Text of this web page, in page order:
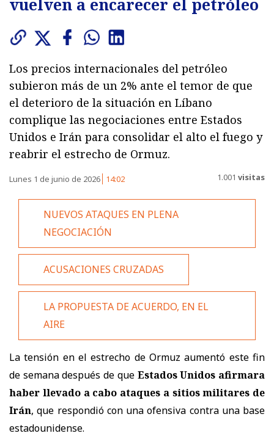
Los precios internacionales del petróleo
subieron más de un 2% ante el temor de que
el deterioro de la situación en Líbano
complique las negociaciones entre Estados
Unidos e Irán para consolidar el alto el fuego y
reabrir el estrecho de Ormuz.
Lunes 1 de junio de 2026 14:02 1.001 visitas
NUEVOS ATAQUES EN PLENA
NEGOCIACIÓN
ACUSACIONES CRUZADAS
LA PROPUESTA DE ACUERDO, EN EL
AIRE
La tensión en el estrecho de Ormuz aumentó este fin
de semana después de que Estados Unidos afirmara
haber llevado a cabo ataques a sitios militares de
Irán, que respondió con una ofensiva contra una base
estadounidense.